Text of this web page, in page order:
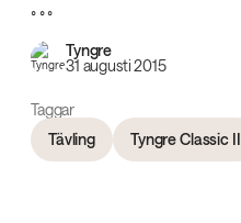
° ° °
Tyngre
31 augusti 2015
Taggar
Tävling
Tyngre Classic II